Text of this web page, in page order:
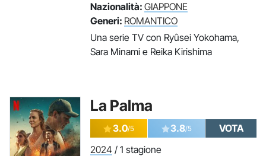
Nazionalità: GIAPPONE
Generi: ROMANTICO
Una serie TV con Ryûsei Yokohama,
Sara Minami e Reika Kirishima
La Palma
3.0/5 3.8/5
VOTA
2024 / 1 stagione